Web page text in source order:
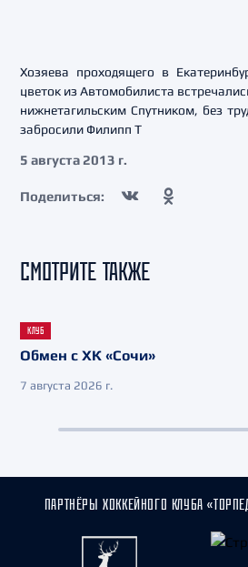
Хозяева проходящего в
цветок из Автомобилиста
нижнетагильским Спутником, без
забросили Филипп Т
5 августа 2013 г.
Поделиться:
СМОТРИТЕ ТАКЖЕ
КЛУБ
Обмен с ХК «Сочи»
7 августа 2026 г.
ПАРТНЁРЫ ХОККЕЙНОГО КЛУБА